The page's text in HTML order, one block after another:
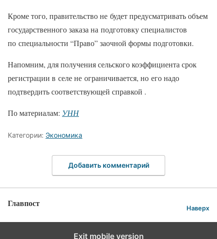
Кроме того, правительство не будет предусматривать объем
государственного заказа на подготовку специалистов
по специальности “Право” заочной формы подготовки.
Напомним, для получения сельского коэффициента срок
регистрации в селе не ограничивается, но его надо
подтвердить соответствующей справкой .
По материалам: УНН
Категории: Экономика
Добавить комментарий
Главпост Наверх
Exit mobile version